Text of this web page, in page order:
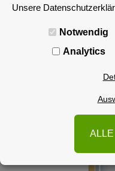
MENÜ
Unsere
Notwendig
Analytics